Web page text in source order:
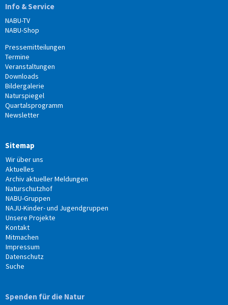
Info & Service
NABU-TV
NABU-Shop
Pressemitteilungen
Termine
Veranstaltungen
Downloads
Bildergalerie
Naturspiegel
Quartalsprogramm
Newsletter
Sitemap
Wir über uns
Aktuelles
Archiv aktueller Meldungen
Naturschutzhof
NABU-Gruppen
NAJU-Kinder- und Jugendgruppen
Unsere Projekte
Kontakt
Mitmachen
Impressum
Datenschutz
Suche
Spenden für die Natur